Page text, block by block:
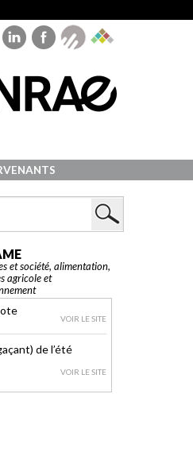
et société, alimentation,
agricole et
VOIR LE SITE
de l’été
VOIR LE SITE